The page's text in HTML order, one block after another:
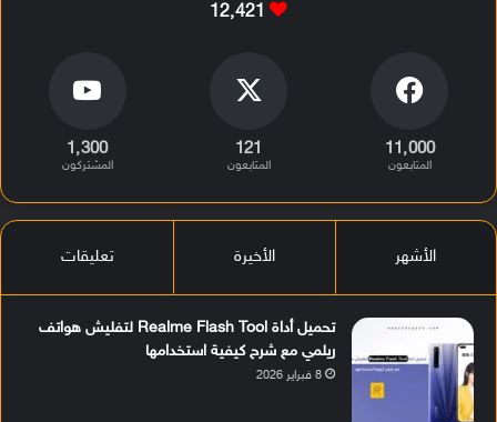
12٬421
11٬000
المتابعون
121
المتابعون
1٬300
المشتركون
الأشهر الأخيرة تعليقات
تحميل أداة Realme Flash Tool لتفليش هواتف
ريلمي مع شرح كيفية استخدامها
8 فبراير 2026